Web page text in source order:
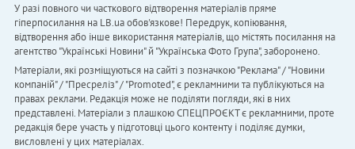
У разі повного чи часткового відтворення матеріалів пряме
гіперпосилання на LB.ua обов'язкове! Передрук, копіювання,
відтворення або інше використання матеріалів, що містять посилання на
агентство "Українськi Новини" й "Українська Фото Група", заборонено.
Матеріали, які розміщуються на сайті з позначкою "Реклама" / "Новини
компаній" / "Пресреліз" / "Promoted", є рекламними та публікуються на
правах реклами. Редакція може не поділяти погляди, які в них
представлені. Матеріали з плашкою СПЕЦПРОЄКТ є рекламними, проте
редакція бере участь у підготовці цього контенту і поділяє думки,
висловлені у цих матеріалах.